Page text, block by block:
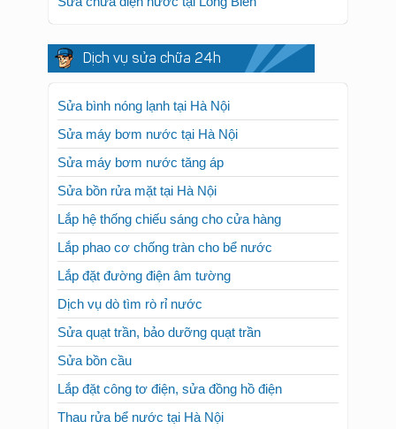
Dịch vụ sửa chữa 24h
Sửa bình nóng lạnh tại Hà Nội
Sửa máy bơm nước tại Hà Nội
Sửa máy bơm nước tăng áp
Sửa bồn rửa mặt tại Hà Nội
Lắp hệ thống chiếu sáng cho cửa hàng
Lắp phao cơ chống tràn cho bể nước
Lắp đặt đường điện âm tường
Dịch vụ dò tìm rò rỉ nước
Sửa quạt trần, bảo dưỡng quạt trần
Sửa bồn cầu
Lắp đặt công tơ điện, sửa đồng hồ điện
Thau rửa bể nước tại Hà Nội